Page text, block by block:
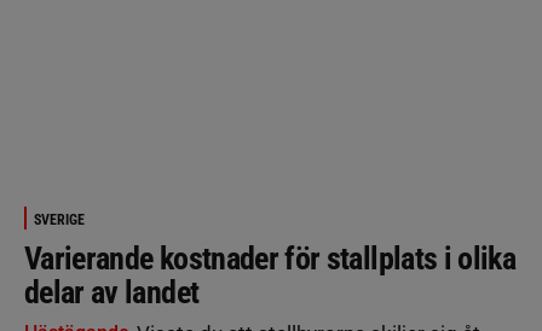
SVERIGE
Varierande kostnader för stallplats i olika
delar av landet